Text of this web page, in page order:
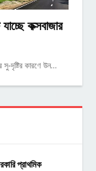
কক্সবাজার
দৃষ্টির কারণে উন…
প্রাথমিক